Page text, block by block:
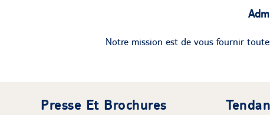
Notre mission est de vous fournir
Presse Et Brochures